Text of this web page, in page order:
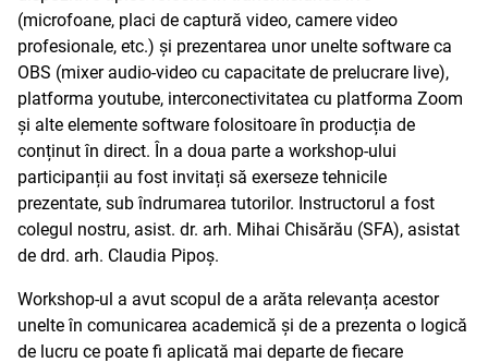
(microfoane, placi de captură video, camere video
profesionale, etc.) și prezentarea unor unelte software ca
OBS (mixer audio-video cu capacitate de prelucrare live),
platforma youtube, interconectivitatea cu platforma Zoom
și alte elemente software folositoare în producția de
conținut în direct. În a doua parte a workshop-ului
participanții au fost invitați să exerseze tehnicile
prezentate, sub îndrumarea tutorilor. Instructorul a fost
colegul nostru, asist. dr. arh. Mihai Chisărău (SFA), asistat
de drd. arh. Claudia Pipoș.
Workshop-ul a avut scopul de a arăta relevanța acestor
unelte în comunicarea academică și de a prezenta o logică
de lucru ce poate fi aplicată mai departe de fiecare